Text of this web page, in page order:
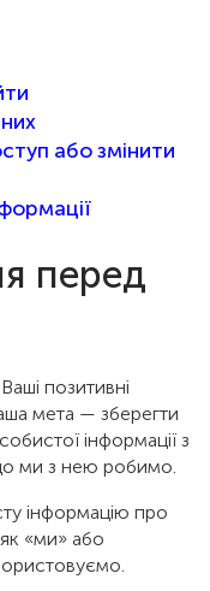
або змінити
перед
позитивні
мета — зберегти
інформації з
ми з нею робимо.
інформацію про
«ми» або